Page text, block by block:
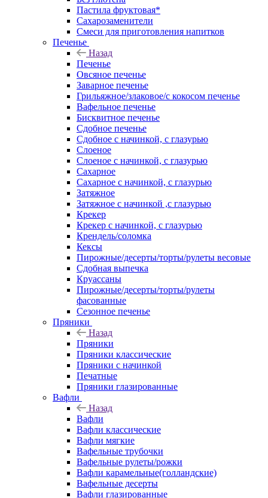
Пастила фруктовая*
Сахарозаменители
Смеси для приготовления напитков
Печенье
Назад
Печенье
Овсяное печенье
Заварное печенье
Грильяжное/злаковое/с кокосом печенье
Вафельное печенье
Бисквитное печенье
Сдобное печенье
Сдобное с начинкой, с глазурью
Слоеное
Слоеное с начинкой, с глазурью
Сахарное
Сахарное с начинкой, с глазурью
Затяжное
Затяжное с начинкой ,с глазурью
Крекер
Крекер с начинкой, с глазурью
Крендель/соломка
Кексы
Пирожные/десерты/торты/рулеты весовые
Сдобная выпечка
Круассаны
Пирожные/десерты/торты/рулеты
фасованные
Сезонное печенье
Пряники
Назад
Пряники
Пряники классические
Пряники с начинкой
Печатные
Пряники глазированные
Вафли
Назад
Вафли
Вафли классические
Вафли мягкие
Вафельные трубочки
Вафельные рулеты/рожки
Вафли карамельные(голландские)
Вафельные десерты
Вафли глазированные